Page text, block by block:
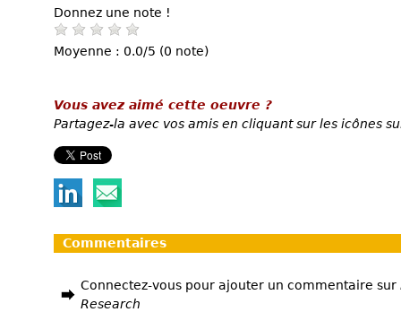
Donnez une note !
Moyenne : 0.0/5 (0 note)
Vous avez aimé cette oeuvre ?
Partagez-la avec vos amis en cliquant sur les icônes
Commentaires
Connectez-vous pour ajouter un commentaire sur
Research